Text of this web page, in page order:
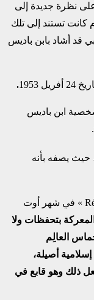
نظرة جديدة إلى
كانت تستند إلى تلك
قد أشاد بابن باديس
24 أفريل 1953 .
ابن باديس
حيث يصفه بأنه
Révolution africaine » في شهر أوت
بتحفظات ولا
العالِم
أصيلة،
ذلك وهو قابع في